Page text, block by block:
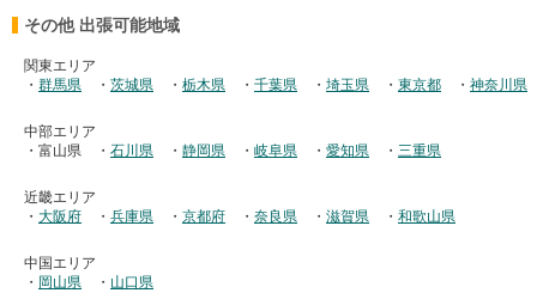
その他 出張可能地域
関東エリア
・ 群馬県 ・ 茨城県 ・ 栃木県 ・ 千葉県 ・ 埼玉県 ・ 東京都 ・ 神奈川県
中部エリア
・富山県
・ 石川県 ・ 静岡県 ・ 岐阜県 ・ 愛知県 ・ 三重県
近畿エリア
・ 大阪府 ・ 兵庫県 ・ 京都府 ・ 奈良県 ・ 滋賀県 ・ 和歌山県
中国エリア
・ 岡山県 ・ 山口県